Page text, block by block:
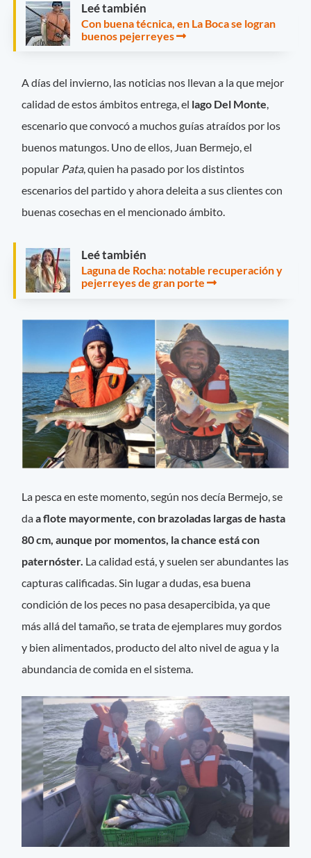
Leé también
Con buena técnica, en La Boca se logran
buenos pejerreyes
A días del invierno, las noticias nos llevan a la que mejor
calidad de estos ámbitos entrega, el lago Del Monte,
escenario que convocó a muchos guías atraídos por los
buenos matungos. Uno de ellos, Juan Bermejo, el
popular Pata, quien ha pasado por los distintos
escenarios del partido y ahora deleita a sus clientes con
buenas cosechas en el mencionado ámbito.
Leé también
Laguna de Rocha: notable recuperación y
pejerreyes de gran porte
La pesca en este momento, según nos decía Bermejo, se
daa flote mayormente, con brazoladas largas de hasta
80 cm, aunque por momentos, la chance está con
paternóster. La calidad está, y suelen ser abundantes las
capturas calificadas. Sin lugar a dudas, esa buena
condición de los peces no pasa desapercibida, ya que
más allá del tamaño, se trata de ejemplares muy gordos
y bien alimentados, producto del alto nivel de agua y la
abundancia de comida en el sistema.